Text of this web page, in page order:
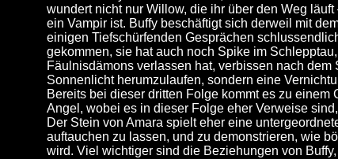
wundert nicht nur Willow, die ihr über den Weg
ein Vampir ist. Buffy beschäftigt sich derweil mit
einigen Tiefschürfenden Gesprächen
gekommen, sie hat auch noch Spike im
Fäulnisdämons verlassen hat, verbissen nach
Sonnenlicht herumzulaufen, sondern eine
Bereits bei dieser dritten Folge kommt es zu
Angel, wobei es in dieser Folge eher Verweise
Der Stein von Amara spielt eher eine
auftauchen zu lassen, und zu demonstrieren, wie
wird. Viel wichtiger sind die Beziehungen von